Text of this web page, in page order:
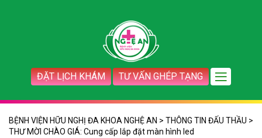
ĐẶT LỊCH KHÁM TƯ VẤN GHÉP TẠNG
BỆNH VIỆN HỮU NGHỊ ĐA KHOA NGHỆ AN > THÔNG TIN ĐẤU THẦU >
THƯ MỜI CHÀO GIÁ: Cung cấp lắp đặt màn hình led